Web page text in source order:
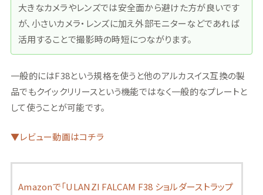
大きなカメラやレンズでは安全面から避けた方が良いです
が、小さいカメラ・レンズに加え外部モニターなどであれば
活用することで撮影時の時短につながります。
一般的にはF38という規格を使うと他のアルカスイス互換の製
品でもクイックリリースという機能ではなく一般的なプレートと
して使うことが可能です。
▼レビュー動画はコチラ
Amazonで「ULANZI FALCAM F38 ショルダーストラップ